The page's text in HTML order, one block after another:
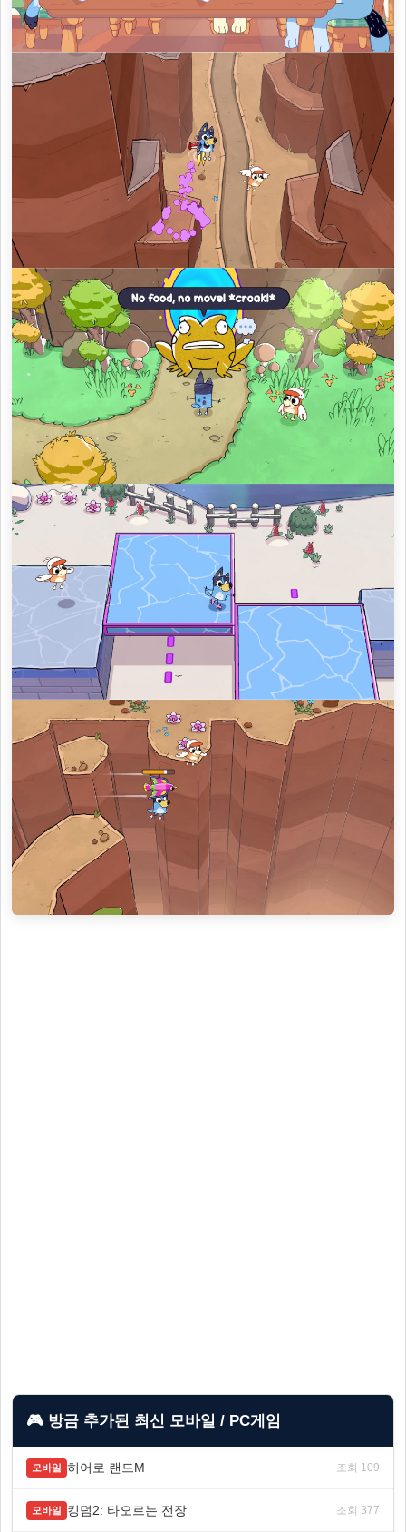
🎮 방금 추가된 최신 모바일 / PC게임
모바일 히어로 랜드M 조회 109
모바일 킹덤2: 타오르는 전장 조회 377